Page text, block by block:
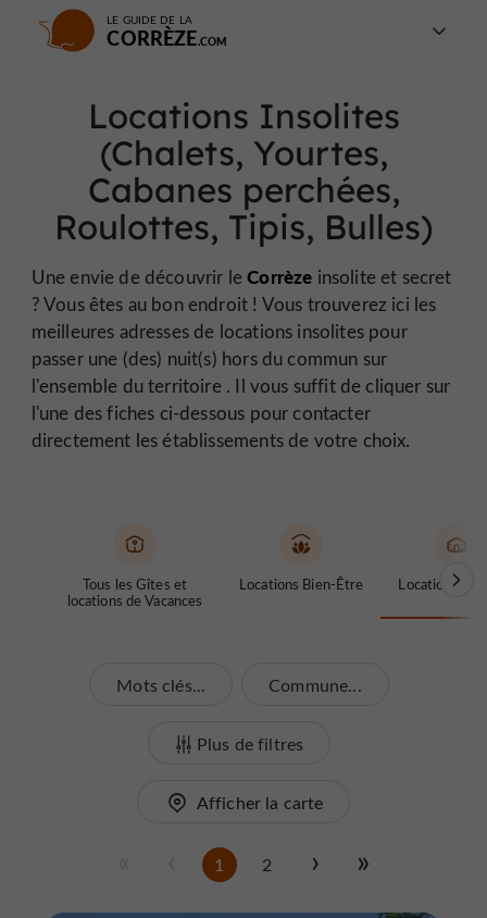
LE GUIDE DE LA
CORRÈZE
Locations Insolites
(Chalets, Yourtes,
Cabanes perchées,
Roulottes, Tipis, Bulles)
Une envie de découvrir leCorrèze insolite et secret
? Vous êtes au bon endroit ! Vous trouverez ici les
meilleures adresses de locations insolites pour
passer une (des) nuit(s) hors du commun sur
l'ensemble du territoire . Il vous suffit de cliquer sur
l'une des fiches ci-dessous pour contacter
directement les établissements de votre choix.
Tous les Gîtes et
locations de Vacances
Locations Bien-Être Locations
Mots clés... Commune...
Plus de filtres
Afficher la carte
1 2